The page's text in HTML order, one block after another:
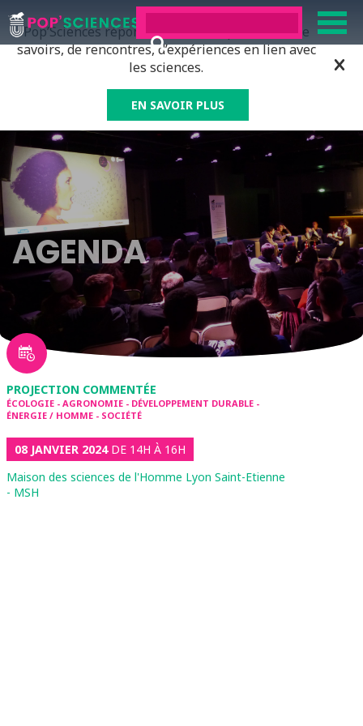
Pop’Sciences répond à tous ceux qui ont soif de
savoirs, de rencontres, d’expériences en lien avec
les sciences.
EN SAVOIR PLUS
AGENDA
PROJECTION COMMENTÉE
ÉCOLOGIE - AGRONOMIE - DÉVELOPPEMENT DURABLE -
ÉNERGIE / HOMME - SOCIÉTÉ
08 JANVIER 2024DE 14H À 16H
Maison des sciences de l'Homme Lyon Saint-Etienne
- MSH